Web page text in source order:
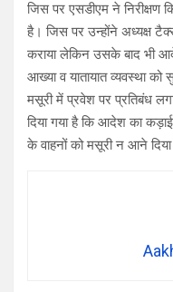
जिस पर एसडीएम ने निरीक्षण
है। जिस पर उन्होंने अध्यक्ष
कराया लेकिन उसके बाद भी
आख्या व यातायात व्यवस्था
मसूरी में प्रवेश पर प्रतिबंध
दिया गया है कि आदेश का
के वाहनों को मसूरी न आने